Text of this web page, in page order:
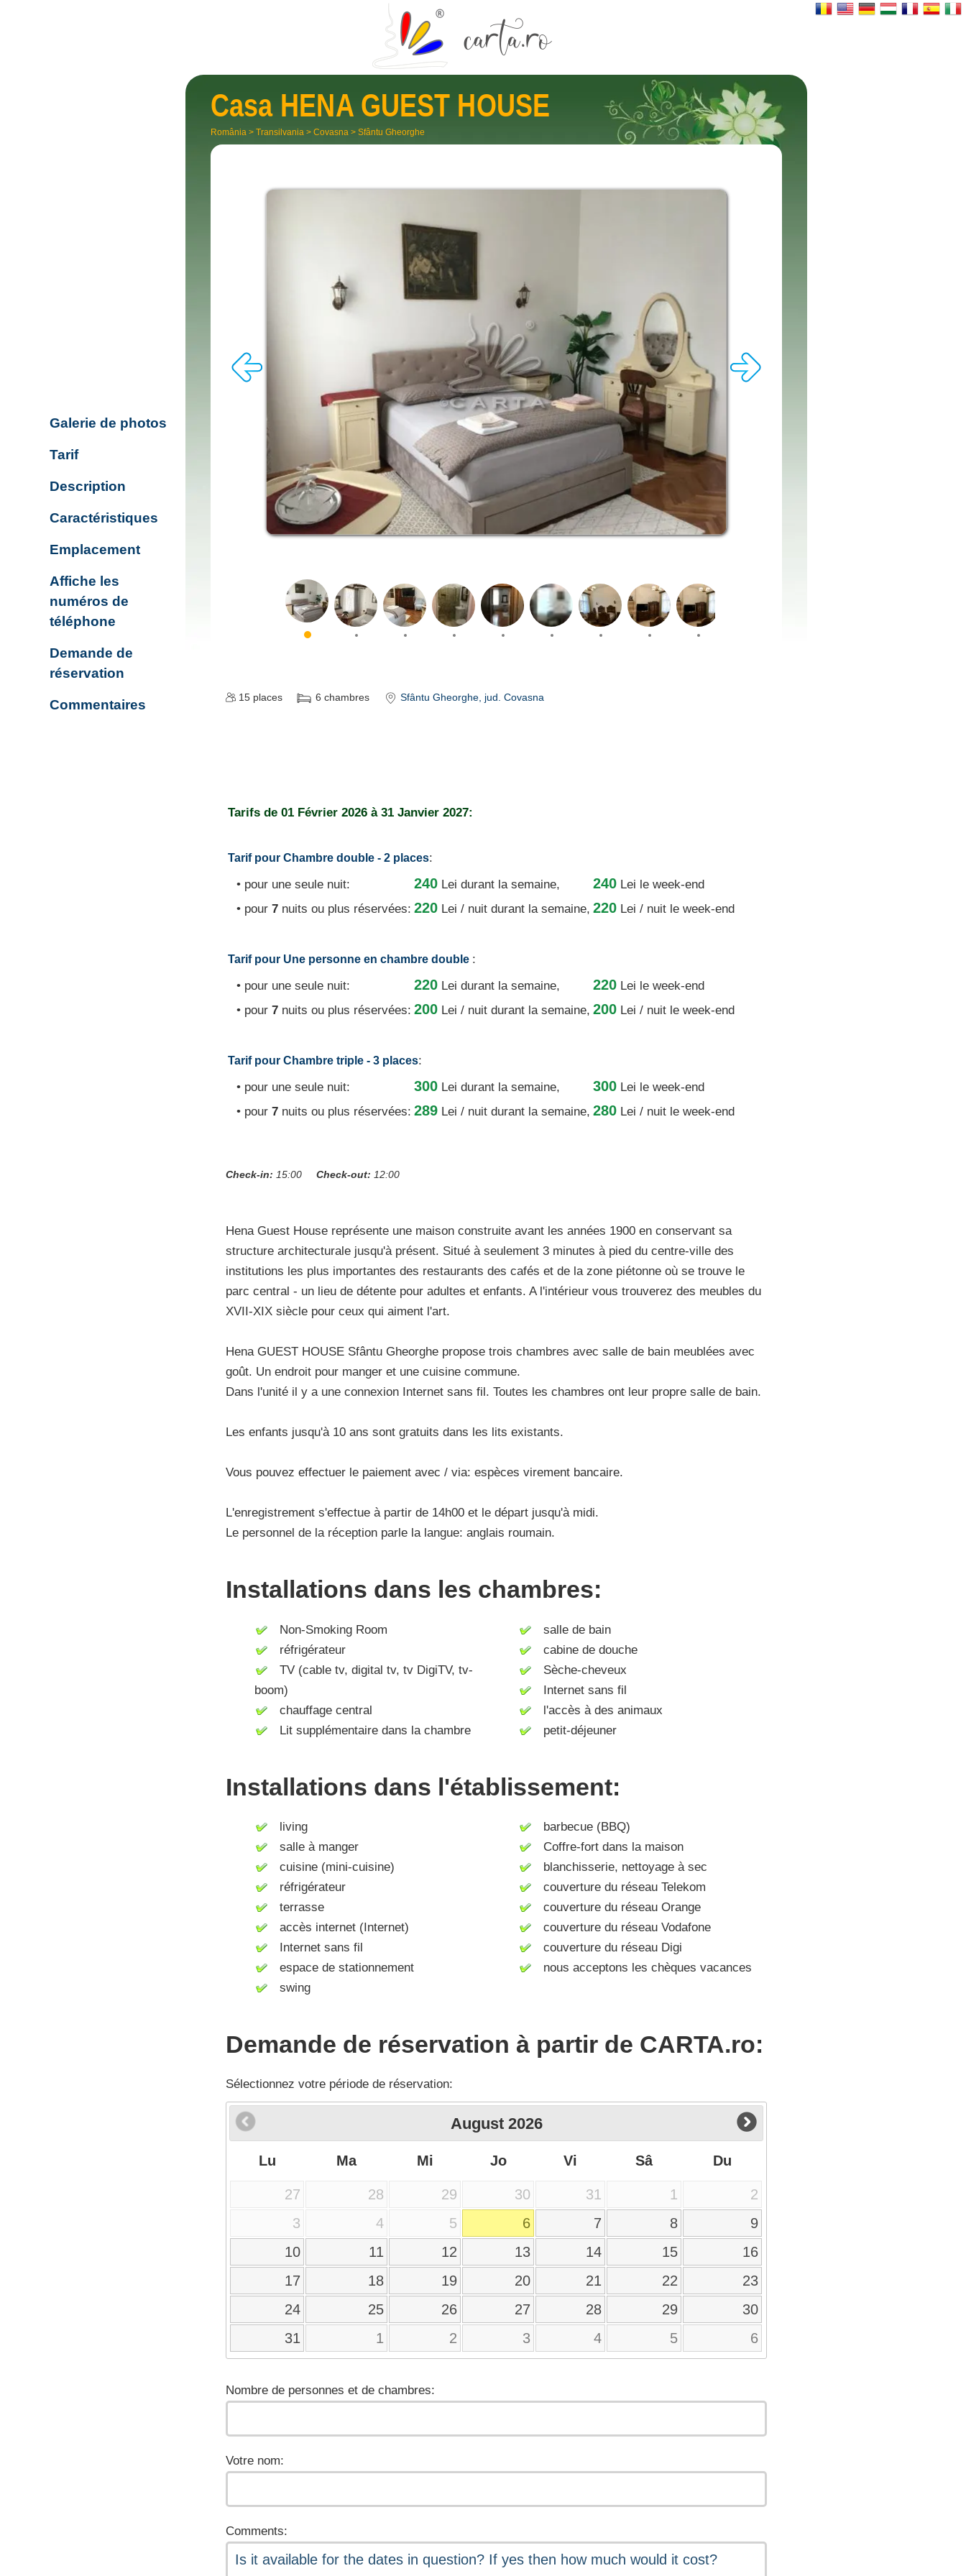
Casa HENA GUEST HOUSE
România > Transilvania > Covasna > Sfântu Gheorghe
15 places 6 chambres Sfântu Gheorghe, jud. Covasna
Tarifs de 01 Février 2026 à 31 Janvier 2027:
Tarif pour Chambre double - 2 places:
• pour une seule nuit:
240 Lei durant la semaine, 240 Lei le week-end
• pour 7 nuits ou plus réservées: 220 Lei / nuit durant la semaine, 220 Lei / nuit le week-end
Tarif pour Une personne en chambre double :
• pour une seule nuit:
220 Lei durant la semaine, 220 Lei le week-end
• pour 7 nuits ou plus réservées: 200 Lei / nuit durant la semaine, 200 Lei / nuit le week-end
Tarif pour Chambre triple - 3 places:
• pour une seule nuit:
300 Lei durant la semaine, 300 Lei le week-end
• pour 7 nuits ou plus réservées: 289 Lei / nuit durant la semaine, 280 Lei / nuit le week-end
Check-in: 15:00 Check-out: 12:00
Hena Guest House représente une maison construite avant les années 1900 en conservant sa
structure architecturale jusqu'à présent. Situé à seulement 3 minutes à pied du centre-ville des
institutions les plus importantes des restaurants des cafés et de la zone piétonne où se trouve le
parc central - un lieu de détente pour adultes et enfants. A l'intérieur vous trouverez des meubles du
XVII-XIX siècle pour ceux qui aiment l'art.
Hena GUEST HOUSE Sfântu Gheorghe propose trois chambres avec salle de bain meublées avec
goût. Un endroit pour manger et une cuisine commune.
Dans l'unité il y a une connexion Internet sans fil. Toutes les chambres ont leur propre salle de bain.
Les enfants jusqu'à 10 ans sont gratuits dans les lits existants.
Vous pouvez effectuer le paiement avec / via: espèces virement bancaire.
L'enregistrement s'effectue à partir de 14h00 et le départ jusqu'à midi.
Le personnel de la réception parle la langue: anglais roumain.
Installations dans les chambres:
Non-Smoking Room
réfrigérateur
TV (cable tv, digital tv, tv DigiTV, tv-
boom)
chauffage central
Lit supplémentaire dans la chambre
salle de bain
cabine de douche
Sèche-cheveux
Internet sans fil
l'accès à des animaux
petit-déjeuner
Installations dans l'établissement:
living
salle à manger
cuisine (mini-cuisine)
réfrigérateur
terrasse
accès internet (Internet)
Internet sans fil
espace de stationnement
swing
barbecue (BBQ)
Coffre-fort dans la maison
blanchisserie, nettoyage à sec
couverture du réseau Telekom
couverture du réseau Orange
couverture du réseau Vodafone
couverture du réseau Digi
nous acceptons les chèques vacances
Demande de réservation à partir de CARTA.ro:
Sélectionnez votre période de réservation:
August 2026
Lu Ma Mi Jo Vi Sâ Du
27 28 29 30 31 1
2
3
4 5 6 7 8
9
10
11 12 13 14 15
16
17
18 19 20 21 22
23
24
25 26 27 28 29
30
31
1 2 3 4 5 6
Nombre de personnes et de chambres:
Votre nom:
Comments:
Galerie de photos
Tarif
Description
Caractéristiques
Emplacement
Affiche les
numéros de
téléphone
Demande de
réservation
Commentaires